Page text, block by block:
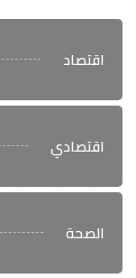
اقتصاد
اقتصادي
الصحة